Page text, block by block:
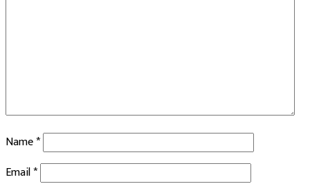
Name*
Email*